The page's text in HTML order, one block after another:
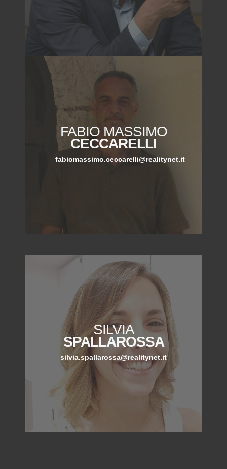
FABIO MASSIMO
CECCARELLI
fabiomassimo.ceccarelli@realitynet.it
SILVIA
SPALLAROSSA
silvia.spallarossa@realitynet.it